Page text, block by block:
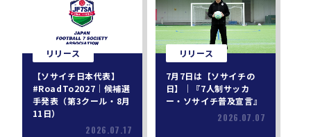
リリース
【ソサイチ日本代表】
#RoadTo2027｜候補選
手発表（第3クール・8月
11日）
2026.07.17
リリース
7月7日は【ソサイチの
日】｜『7人制サッカ
ー・ソサイチ普及宣言』
2026.07.07